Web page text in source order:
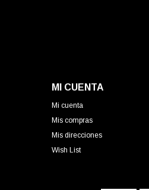
MI CUENTA
Mi cuenta
Mis compras
Mis direcciones
Wish List